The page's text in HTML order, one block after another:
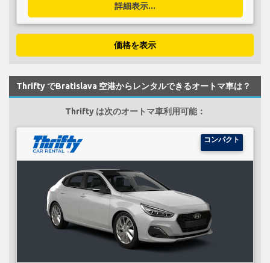
詳細表示...
価格を表示
Thrifty でBratislava 空港からレンタルできるオートマ車は？
Thrifty は次のオートマ車利用可能：
コンパクト